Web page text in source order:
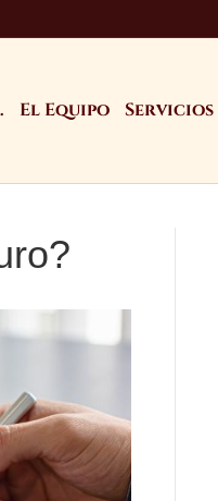
El Equipo Servicios